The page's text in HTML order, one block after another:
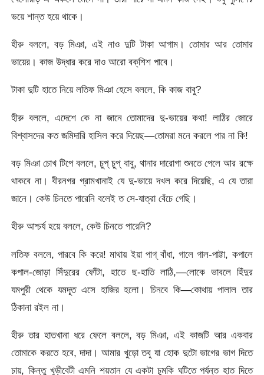
ভয়ে শান্ত হয়ে থাকে।
হীরু বললে, বড় মিঞা, এই নাও দুটি টাকা আগাম। তোমার আর তোমার
ভায়ের। কাজ উদ্ধার করে দাও আরো বক্‌শিশ পাবে।
টাকা দুটি হাতে নিয়ে লতিফ মিঞা হেসে বললে, কি কাজ বাবু?
হীরু বললে, এদেশে কে না জানে তোমাদের দু-ভায়ের কথা! লাঠির জোরে
বিশ্বাসদের কত জমিদারি হাসিল করে দিয়েছ—তোমরা মনে করলে পার না কি!
বড় মিঞা চোখ টিপে বললে, চুপ্‌ চুপ্‌ বাবু, থানার দারোগা শুনতে পেলে আর রক্ষে
থাকবে না। বীরনগর গ্রামখানাই যে দু-ভায়ে দখল করে দিয়েছি, এ যে তারা
জানে। কেউ চিনতে পারেনি বলেই ত সে-যাত্রা বেঁচে গেছি।
হীরু আশ্চর্য হয়ে বললে, কেউ চিনতে পারেনি?
লতিফ বললে, পারবে কি করে! মাথায় ইয়া পাগ্‌ বাঁধা, গালে গাল-পাট্টা, কপালে
কপাল-জোড়া সিঁদুরের ফোঁটা, হাতে ছ-হাতি লাঠি,—লোকে ভাবলে হিঁদুর
যমপুরী থেকে যমদূত এসে হাজির হলো। চিনবে কি—কোথায় পালাল তার
ঠিকানা রইল না।
হীরু তার হাতখানা ধরে ফেলে বললে, বড় মিঞা, এই কাজটি আর একবার
তোমাকে করতে হবে, দাদা। আমার খুড়ো তবু যা হোক দুটো ভাগের ভাগ দিতে
চায়, কিন্তু খুড়ীবেটী এমনি শয়তান যে একটা চুমকি ঘটিতে পর্যন্ত হাত দিতে